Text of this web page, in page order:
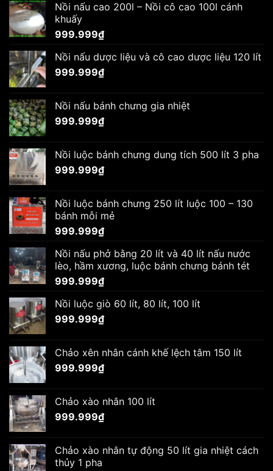
Nồi nấu cao 200l – Nồi cô cao 100l cánh
khuấy
999.999₫
Nồi nấu dược liệu và cô cao dược liệu 120 lít
999.999₫
Nồi nấu bánh chưng gia nhiệt
999.999₫
Nồi luộc bánh chưng dung tích 500 lít 3 pha
999.999₫
Nồi luộc bánh chưng 250 lít luộc 100 – 130
bánh mỗi mẻ
999.999₫
Nồi nấu phở bằng 20 lít và 40 lít nấu nước
lèo, hầm xương, luộc bánh chưng bánh tét
999.999₫
Nồi luộc giò 60 lít, 80 lít, 100 lít
999.999₫
Chảo xên nhân cánh khế lệch tâm 150 lít
999.999₫
Chảo xào nhân 100 lít
999.999₫
Chảo xào nhân tự động 50 lít gia nhiệt cách
thủy 1 pha